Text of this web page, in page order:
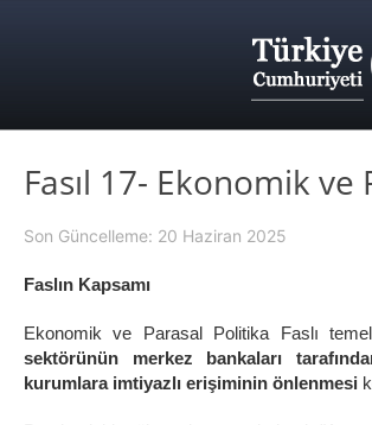
Fasıl 17- Ekonomik
Son Güncelleme: 20 Haziran 2025
Faslın Kapsamı
Ekonomik ve Parasal Politika Faslı
sektörünün merkez bankaları
kurumlara imtiyazlı erişiminin önlenmesi